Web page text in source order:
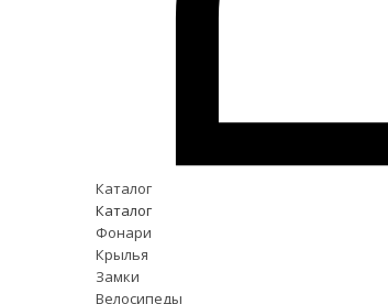
Каталог
Каталог
Фонари
Крылья
Замки
Велосипеды